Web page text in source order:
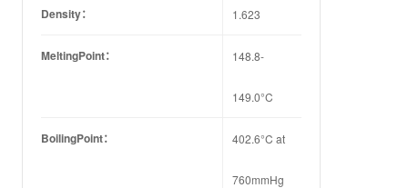
Density： 1.623
MeltingPoint： 148.8-
149.0°C
BoilingPoint： 402.6°C at
760mmHg